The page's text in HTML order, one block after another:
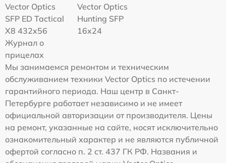
Vector Optics
SFP ED Tactical
X8 432x56
Vector Optics
Hunting SFP
16x24
Журнал о
прицелах
Мы занимаемся ремонтом и техническим
обслуживанием техники Vector Optics по истечении
гарантийного периода. Наш центр в Санкт-
Петербурге работает независимо и не имеет
официальной авторизации от производителя. Цены
на ремонт, указанные на сайте, носят исключительно
ознакомительный характер и не являются публичной
офертой согласно п. 2 ст. 437 ГК РФ. Названия и